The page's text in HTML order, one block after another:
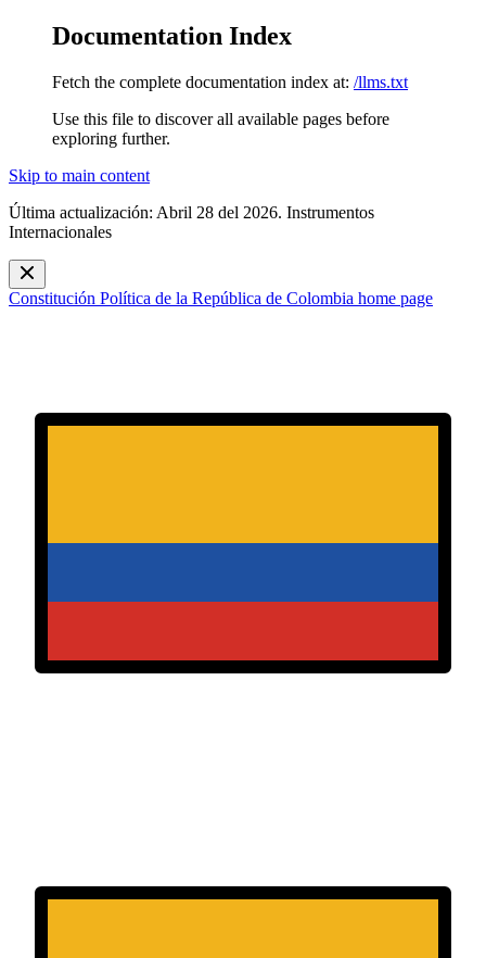
Documentation Index
Fetch the complete documentation index at: /llms.txt
Use this file to discover all available pages before
exploring further.
Skip to main content
Última actualización: Abril 28 del 2026. Instrumentos
Internacionales
Constitución Política de la República de Colombia home page